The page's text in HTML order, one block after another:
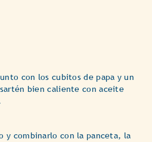
con los cubitos de papa y un
bien caliente con aceite
y combinarlo con la panceta, la